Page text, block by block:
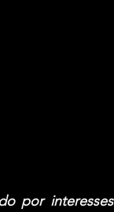
por interesses